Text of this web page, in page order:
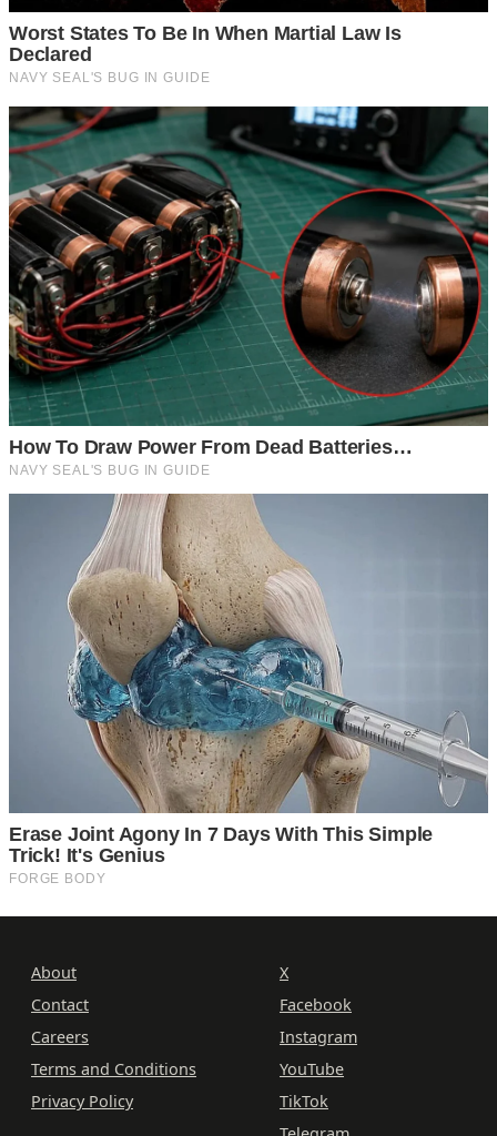
About
Contact
Careers
Terms and Conditions
Privacy Policy
X
Facebook
Instagram
YouTube
TikTok